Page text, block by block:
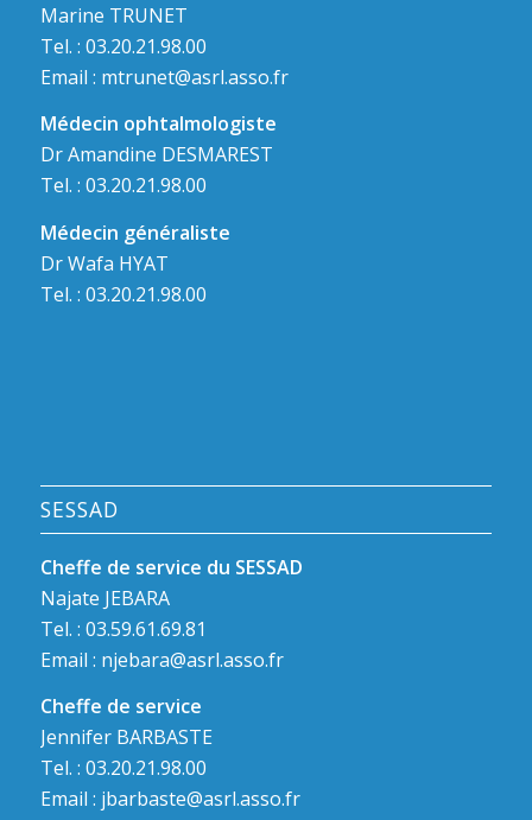
Marine TRUNET
Tel. : 03.20.21.98.00
Email : mtrunet@asrl.asso.fr
Médecin ophtalmologiste
Dr Amandine DESMAREST
Tel. : 03.20.21.98.00
Médecin généraliste
Dr Wafa HYAT
Tel. : 03.20.21.98.00
SESSAD
Cheffe de service du SESSAD
Najate JEBARA
Tel. : 03.59.61.69.81
Email : njebara@asrl.asso.fr
Cheffe de service
Jennifer BARBASTE
Tel. : 03.20.21.98.00
Email : jbarbaste@asrl.asso.fr